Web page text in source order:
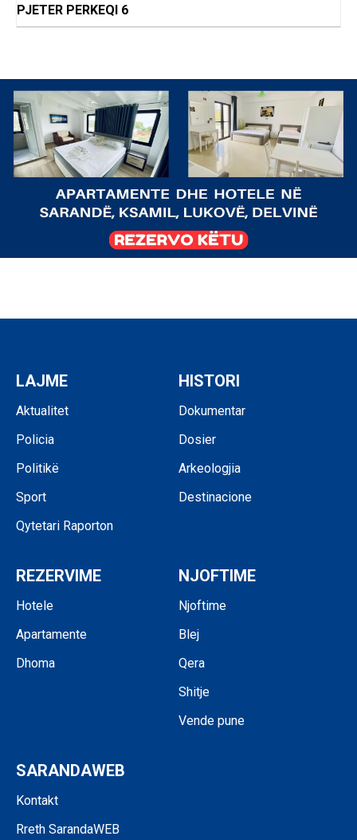
PJETER PERKEQI 6
LAJME
Aktualitet
Policia
Politikë
Sport
Qytetari Raporton
HISTORI
Dokumentar
Dosier
Arkeologjia
Destinacione
REZERVIME
Hotele
Apartamente
Dhoma
NJOFTIME
Njoftime
Blej
Qera
Shitje
Vende pune
SARANDAWEB
Kontakt
Rreth SarandaWEB